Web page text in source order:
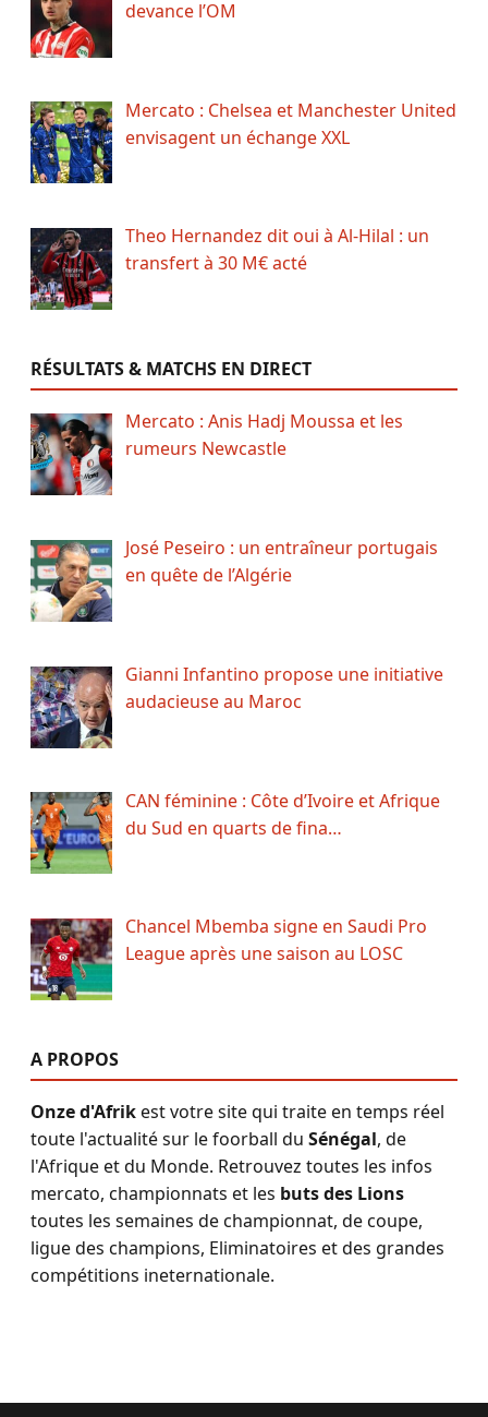
devance l’OM
Mercato : Chelsea et Manchester United
envisagent un échange XXL
Theo Hernandez dit oui à Al-Hilal : un
transfert à 30 M€ acté
RÉSULTATS & MATCHS EN DIRECT
Mercato : Anis Hadj Moussa et les
rumeurs Newcastle
José Peseiro : un entraîneur portugais
en quête de l’Algérie
Gianni Infantino propose une initiative
audacieuse au Maroc
CAN féminine : Côte d’Ivoire et Afrique
du Sud en quarts de fina…
Chancel Mbemba signe en Saudi Pro
League après une saison au LOSC
A PROPOS
Onze d'Afrikest votre site qui traite en temps réel
toute l'actualité sur le foorball du Sénégal, de
l'Afrique et du Monde. Retrouvez toutes les infos
mercato, championnats et les buts des Lions
toutes les semaines de championnat, de coupe,
ligue des champions, Eliminatoires et des grandes
compétitions ineternationale.